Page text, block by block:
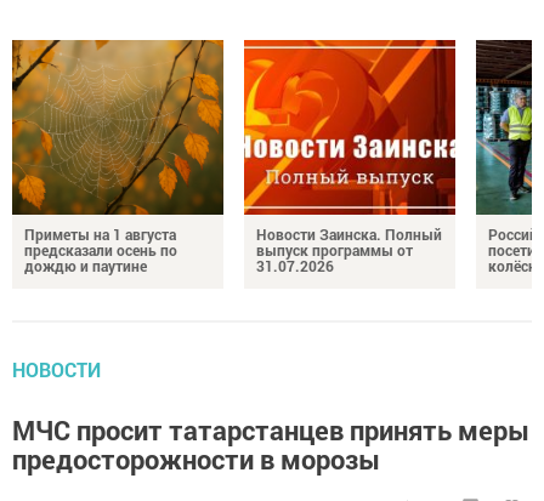
Приметы на 1 августа
предсказали осень по
дождю и паутине
Новости Заинска. Полный
выпуск программы от
31.07.2026
НОВОСТИ
МЧС просит татарстанцев принять меры
предосторожности в морозы